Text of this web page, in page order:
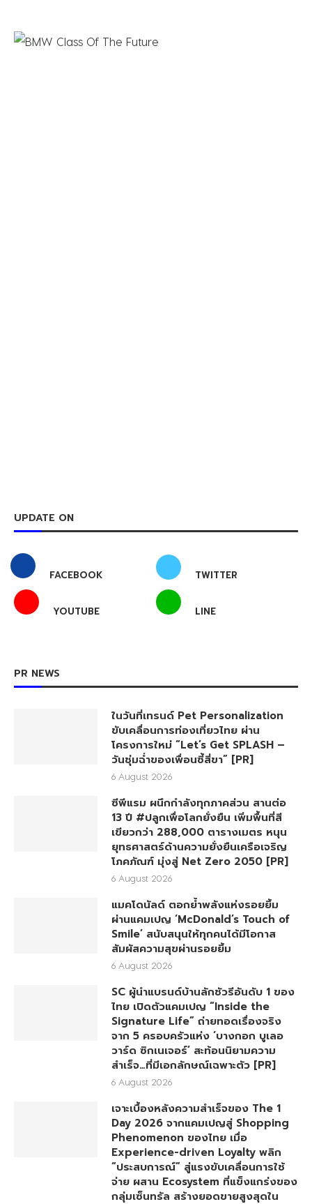
UPDATE ON
FACEBOOK TWITTER
YOUTUBE LINE
PR NEWS
ในวันที่เทรนด์ Pet Personalization
ขับเคลื่อนการท่องเที่ยวไทย ผ่าน
โครงการใหม่ “Let’s Get SPLASH –
วันชุ่มฉ่ำของเพื่อนซี้สี่ขา” [PR]
6 August 2026
ซีพีแรม ผนึกกำลังทุกภาคส่วน สานต่อ
13 ปี #ปลูกเพื่อโลกยั่งยืน เพิ่มพื้นที่สี
เขียวกว่า 288,000 ตารางเมตร หนุน
ยุทธศาสตร์ด้านความยั่งยืนเครือเจริญ
โภคภัณฑ์ มุ่งสู่ Net Zero 2050 [PR]
6 August 2026
แมคโดนัลด์ ตอกย้ำพลังแห่งรอยยิ้ม
ผ่านแคมเปญ ‘McDonald’s Touch of
Smile’ สนับสนุนให้ทุกคนได้มีโอกาส
สัมผัสความสุขผ่านรอยยิ้ม
6 August 2026
SC ผู้นำแบรนด์บ้านลักชัวรีอันดับ 1 ของ
ไทย เปิดตัวแคมเปญ “Inside the
Signature Life” ถ่ายทอดเรื่องจริง
จาก 5 ครอบครัวแห่ง ‘บางกอก บูเลอ
วาร์ด ซิกเนเจอร์’ สะท้อนนิยามความ
สำเร็จ…ที่มีเอกลักษณ์เฉพาะตัว [PR]
6 August 2026
เจาะเบื้องหลังความสำเร็จของ The 1
Day 2026 จากแคมเปญสู่ Shopping
Phenomenon ของไทย เมื่อ
Experience-driven Loyalty พลิก
“ประสบการณ์” สู่แรงขับเคลื่อนการใช้
จ่าย ผสาน Ecosystem ที่แข็งแกร่งของ
กลุ่มเซ็นทรัล สร้างยอดขายสูงสุดใน